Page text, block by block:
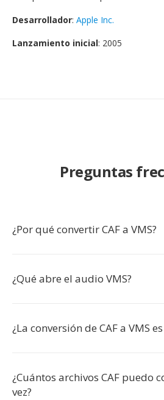
Desarrollador: Apple Inc.
Lanzamiento inicial: 2005
Preguntas
¿Por qué convertir CAF a VMS?
¿Qué abre el audio VMS?
¿La conversión de CAF a VMS
¿Cuántos archivos CAF puedo
vez?